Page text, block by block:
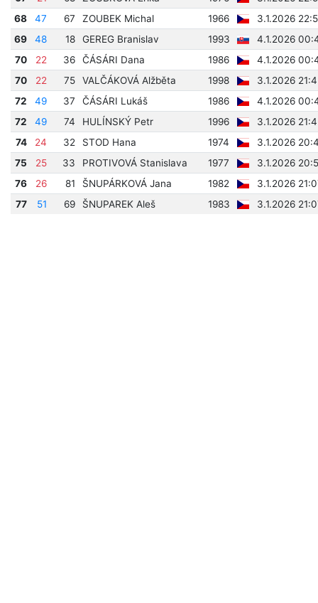
68
47 67 ZOUBEK Michal 1966
3.1.2026
69
48 18 GEREG Branislav 1993
4.1.2026
70
22 36 ČÁSÁRI Dana 1986
4.1.2026
70
22 75 VALČÁKOVÁ Alžběta 1998
3.1.2026
72
49 37 ČÁSÁRI Lukáš 1986
4.1.2026
72
49 74 HULÍNSKÝ Petr 1996
3.1.2026
74
24 32 STOD Hana 1974
3.1.2026
75
25 33 PROTIVOVÁ Stanislava 1977
3.1.2026
76
26 81 ŠNUPÁRKOVÁ Jana 1982
3.1.2026
77
51 69 ŠNUPAREK Aleš 1983 3.1.2026